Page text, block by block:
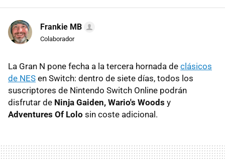
Frankie MB
Colaborador
La Gran N pone fecha a la tercera hornada de clásicos
de NES en Switch: dentro de siete días, todos los
suscriptores de Nintendo Switch Online podrán
disfrutar de Ninja Gaiden, Wario's Woods y
Adventures Of Lolo sin coste adicional.